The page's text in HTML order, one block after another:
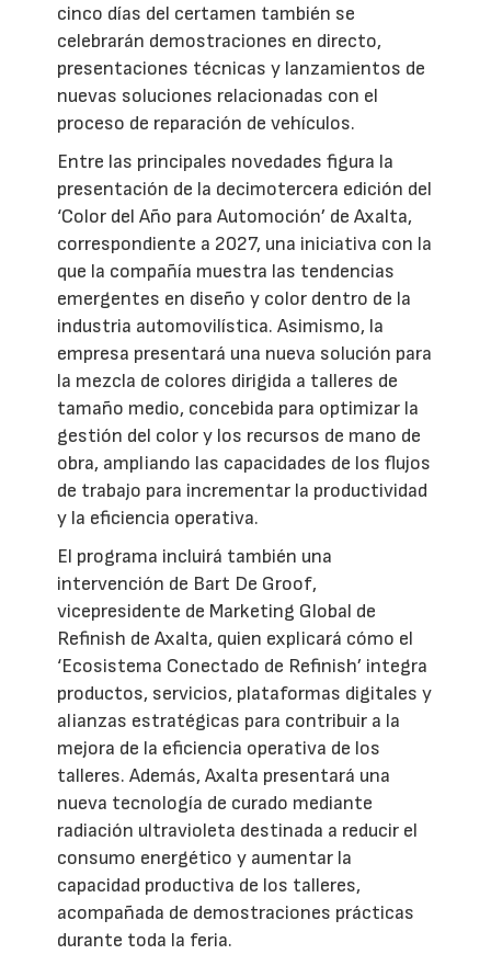
cinco días del certamen también se
celebrarán demostraciones en directo,
presentaciones técnicas y lanzamientos de
nuevas soluciones relacionadas con el
proceso de reparación de vehículos.
Entre las principales novedades figura la
presentación de la decimotercera edición del
‘Color del Año para Automoción’ de Axalta,
correspondiente a 2027, una iniciativa con la
que la compañía muestra las tendencias
emergentes en diseño y color dentro de la
industria automovilística. Asimismo, la
empresa presentará una nueva solución para
la mezcla de colores dirigida a talleres de
tamaño medio, concebida para optimizar la
gestión del color y los recursos de mano de
obra, ampliando las capacidades de los flujos
de trabajo para incrementar la productividad
y la eficiencia operativa.
El programa incluirá también una
intervención de Bart De Groof,
vicepresidente de Marketing Global de
Refinish de Axalta, quien explicará cómo el
‘Ecosistema Conectado de Refinish’ integra
productos, servicios, plataformas digitales y
alianzas estratégicas para contribuir a la
mejora de la eficiencia operativa de los
talleres. Además, Axalta presentará una
nueva tecnología de curado mediante
radiación ultravioleta destinada a reducir el
consumo energético y aumentar la
capacidad productiva de los talleres,
acompañada de demostraciones prácticas
durante toda la feria.